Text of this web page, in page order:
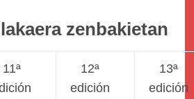
zenbakietan
11ª
12ª
edición
13ª
edición